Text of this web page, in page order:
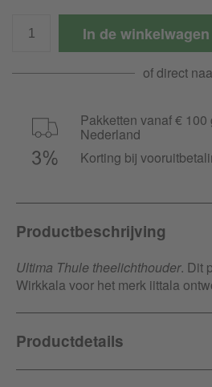
In de winkelwagen
of direct
Pakketten vanaf €
Nederland
Korting bij
Productbeschrijving
Ultima Thule theelichthouder. Dit
Wirkkala voor het merk iittala
Productdetails
Artikel-ID
185143